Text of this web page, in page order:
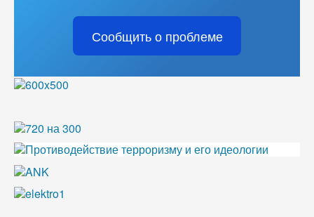
Сообщить о проблеме